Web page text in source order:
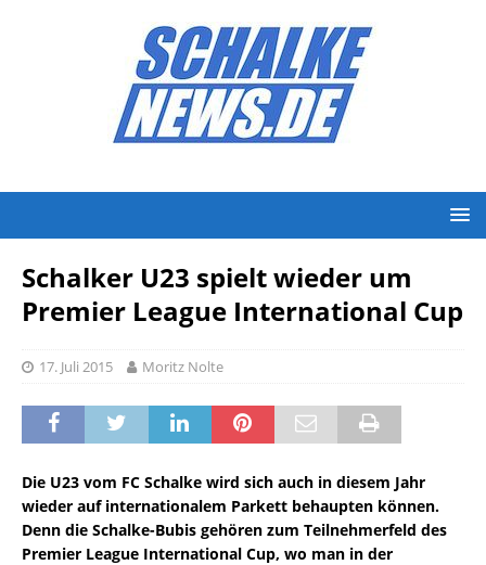
Schalker U23 spielt wieder um
Premier League International Cup
17. Juli 2015 Moritz Nolte
Die U23 vom FC Schalke wird sich auch in diesem Jahr
wieder auf internationalem Parkett behaupten können.
Denn die Schalke-Bubis gehören zum Teilnehmerfeld des
Premier League International Cup, wo man in der